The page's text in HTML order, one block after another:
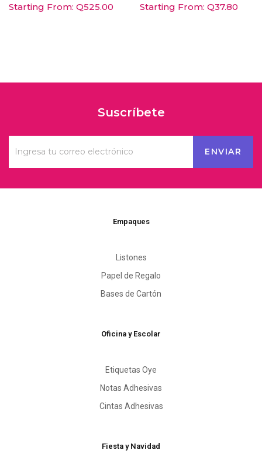
Starting From: Q525.00 Starting From: Q37.80
Suscríbete
Empaques
Listones
Papel de Regalo
Bases de Cartón
Oficina y Escolar
Etiquetas Oye
Notas Adhesivas
Cintas Adhesivas
Fiesta y Navidad